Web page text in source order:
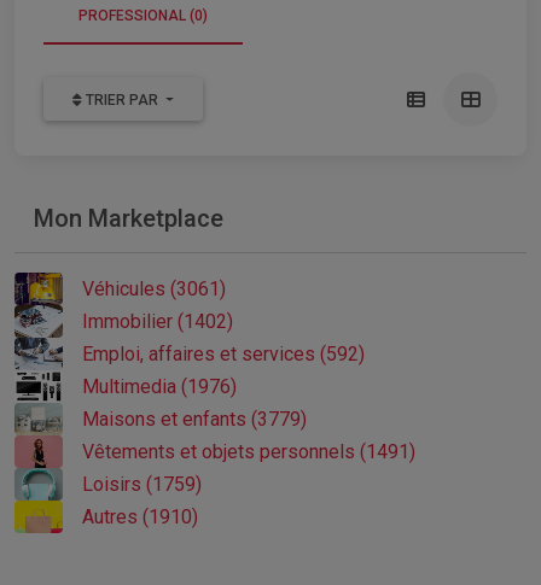
PROFESSIONAL (0)
TRIER PAR
Mon Marketplace
Véhicules (3061)
Immobilier (1402)
Emploi, affaires et services (592)
Multimedia (1976)
Maisons et enfants (3779)
Vêtements et objets personnels (1491)
Loisirs (1759)
Autres (1910)